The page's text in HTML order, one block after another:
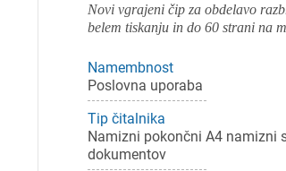
Novi vgrajeni čip za obdelavo
belem tiskanju in do 60 strani na
Namembnost
Poslovna uporaba
Tip čitalnika
Namizni pokončni A4 namizni
dokumentov